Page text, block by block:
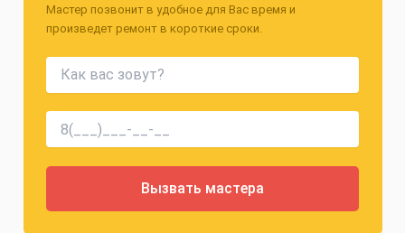
Мастер позвонит в удобное для Вас время и
произведет ремонт в короткие сроки.